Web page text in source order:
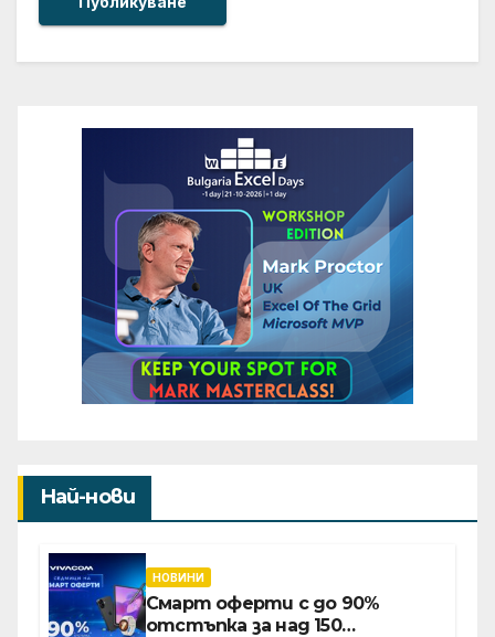
Най-нови
НОВИНИ
Смарт оферти с до 90%
отстъпка за над 150